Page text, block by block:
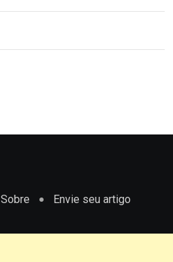
Sobre Envie seu artigo